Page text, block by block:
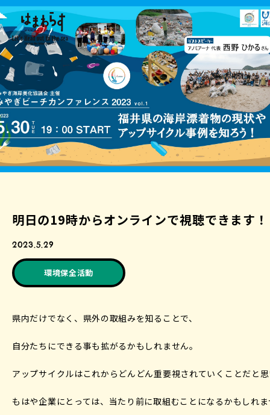
明日の19時からオンラインで視聴できます！
2023.5.29
環境保全活動
県内だけでなく、県外の取組みを知ることで、
自分たちにできる事も拡がるかもしれません。
アップサイクルはこれからどんどん重要視されていくことだと
もはや企業にとっては、当たり前に取組むことになるかもしれ